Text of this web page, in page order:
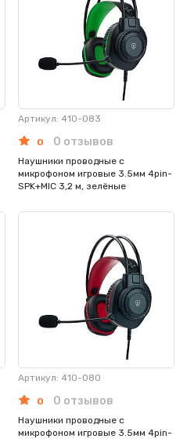
Артикул: 410-083
0 0 отзывов
Наушники проводные с
микрофоном игровые 3.5мм 4pin-
SPK+MIC 3,2 м, зелёные
Артикул: 410-080
0 0 отзывов
Наушники проводные с
микрофоном игровые 3.5мм 4pin-